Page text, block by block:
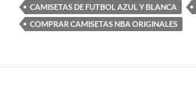
CAMISETAS DE FUTBOL AZUL Y BLANCA
COMPRAR CAMISETAS NBA ORIGINALES